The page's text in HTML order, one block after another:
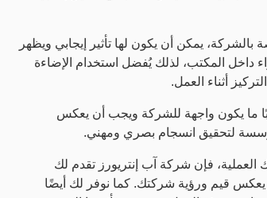
يمكن أن يكون لها تأثير إيجابي ويظهر
داخل المكتب، لذلك يُفضل استخدام الإضاءة
أثناء العمل.
ما يكون واجهة للشركة ويجب أن يعكس
لتحقيق انسجام بصري ومهني.
فإن شركة آب إنتريورز تقدم لك
يعكس قيم ورؤية شركتك. كما نوفر لك أيضًا